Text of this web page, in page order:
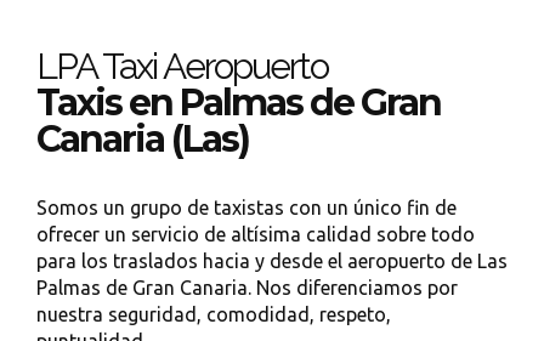
LPA Taxi Aeropuerto
Taxis en Palmas de Gran
Canaria (Las)
Somos un grupo de taxistas con un único fin de
ofrecer un servicio de altísima calidad sobre todo
para los traslados hacia y desde el aeropuerto de Las
Palmas de Gran Canaria. Nos diferenciamos por
nuestra seguridad, comodidad, respeto,